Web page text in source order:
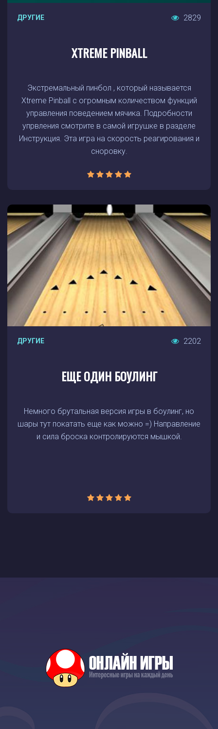
ДРУГИЕ 2829
XTREME PINBALL
Экстремальный пинбол , который называется
Xtreme Pinball с огромным количеством функций
управления поведением мячика. Подробности
упрвления смотрите в самой игрушке в разделе
Инструкция. Эта игра на скорость реагирования и
сноровку.
ДРУГИЕ 2202
ЕЩЕ ОДИН БОУЛИНГ
Немного брутальная версия игры в боулинг, но
шары тут покатать еще как можно =) Направление
и сила броска контролируются мышкой.